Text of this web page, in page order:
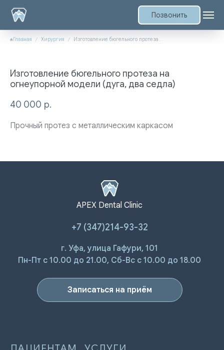
Позвонить
Главная Хирургия Изготовление бюгельного протеза на огнеупорной модели (дуга, два седла)
Изготовление бюгельного протеза на
огнеупорной модели (дуга, два седла)
40 000 р.
Прочный протез с металлическим каркасом
APEX Dental Clinic
+7 (347)214-93-32
г. Уфа, улица Гафури, 101
Пн-Пт с 10.00 до 21.00, Сб-Вс с 10.00 до 18.00
Записаться на приём
Ответы на
Специалисты
УСЛУГИ
Лечение зубов
Протезирование | Имплантация
Брекеты | Элайнеры
Профессиональная гигиена
Статьи
Политика конфиденциальности